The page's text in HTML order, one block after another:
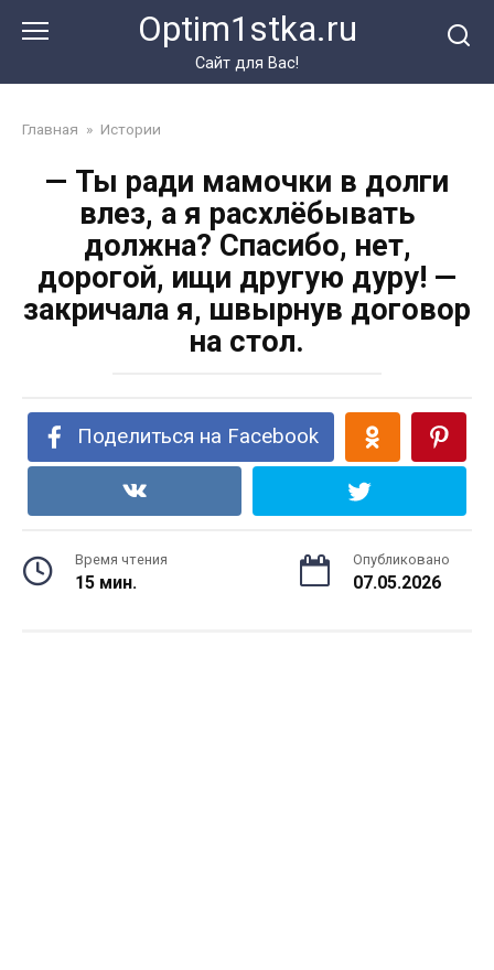
Optim1stka.ru
Сайт для Вас!
Главная » Истории
— Ты ради мамочки в долги
влез, а я расхлёбывать
должна? Спасибо, нет,
дорогой, ищи другую дуру! —
закричала я, швырнув договор
на стол.
Поделиться на Facebook
Время чтения
15 мин.
Опубликовано
07.05.2026